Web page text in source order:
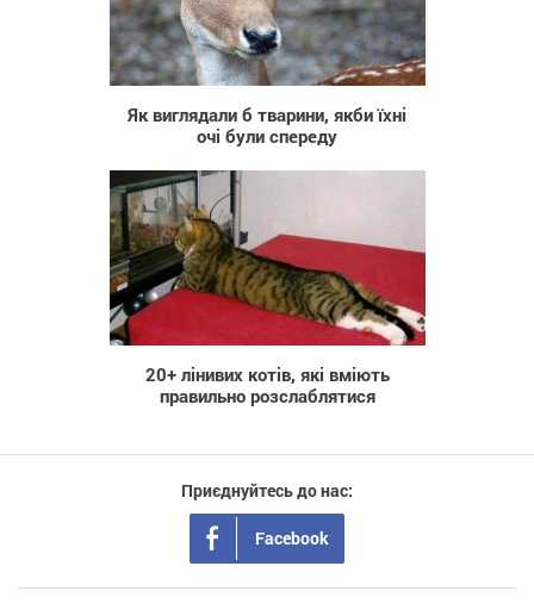
1 760
Як виглядали б тварини, якби їхні
очі були спереду
1 649
20+ лінивих котів, які вміють
правильно розслаблятися
Приєднуйтесь до нас:
Facebook